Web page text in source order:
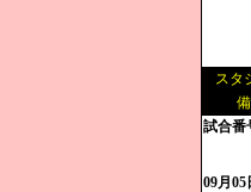
スタ
試合番
09月05